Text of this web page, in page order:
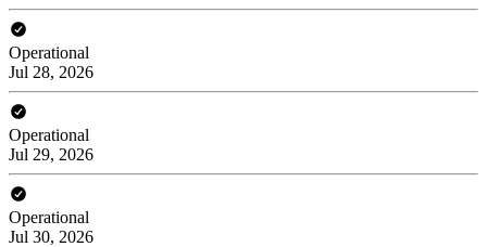
Operational
Jul 28, 2026
Operational
Jul 29, 2026
Operational
Jul 30, 2026